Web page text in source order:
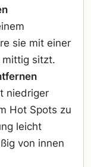
sie mit einer
mittig sitzt.
niedriger
Hot Spots zu
leicht
von innen